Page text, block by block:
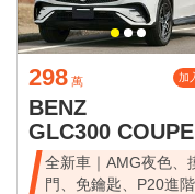
298 萬 加
BENZ
GLC300 COUPE
全新車｜AMG夜色、
門、免鑰匙、P20進階